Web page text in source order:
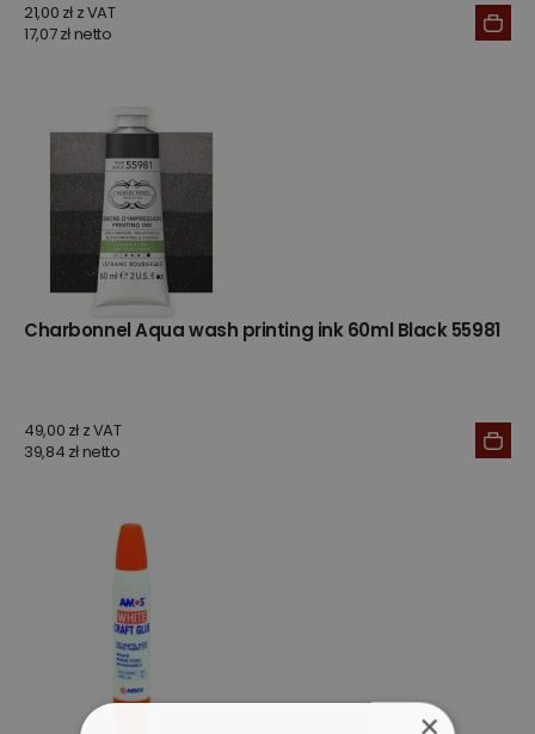
21,00 zł z VAT
17,07 zł netto
Charbonnel Aqua wash printing ink 60ml Black 55981
49,00 zł z VAT
39,84 zł netto
×